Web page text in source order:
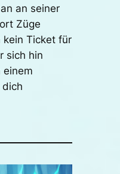
an seiner
Züge
kein Ticket für
sich hin
einem